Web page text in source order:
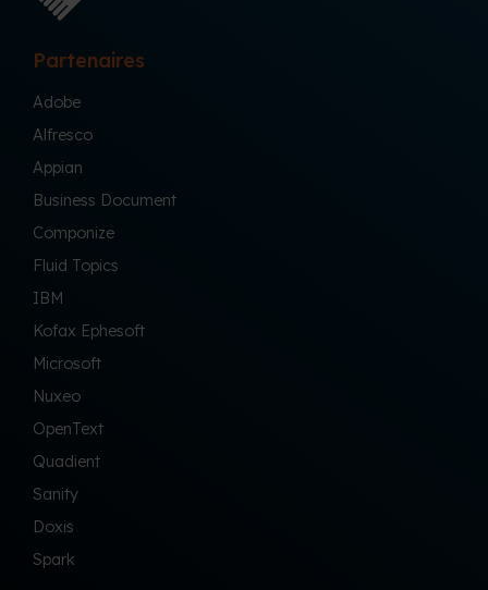
Partenaires
Adobe
Alfresco
Appian
Business Document
Componize
Fluid Topics
IBM
Kofax Ephesoft
Microsoft
Nuxeo
OpenText
Quadient
Sanity
Doxis
Spark